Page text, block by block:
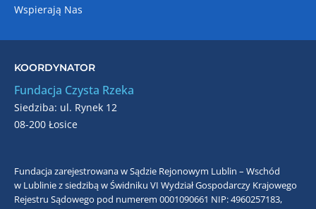
Wspierają Nas
KOORDYNATOR
Fundacja Czysta Rzeka
Siedziba: ul. Rynek 12
08-200 Łosice
Fundacja zarejestrowana w Sądzie Rejonowym Lublin – Wschód
w Lublinie z siedzibą w Świdniku VI Wydział Gospodarczy Krajowego
Rejestru Sądowego pod numerem 0001090661 NIP: 4960257183,